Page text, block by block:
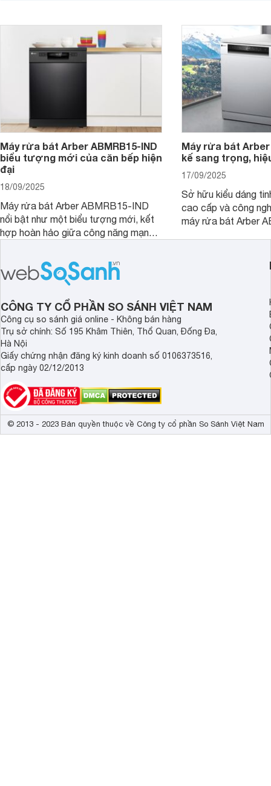
Websosanh.vn đi tìm hiểu chi tiết sản
gian bếp của gia
người.
Máy rửa bát Arber ABMRB15-IND
biểu tượng mới của căn bếp hiện
đại
18/09/2025
Máy rửa bát Arber ABMRB15-IND
nổi bật như một biểu tượng mới, kết
hợp hoàn hảo giữa công năng mạnh
thủ đắc lực giúp giải phóng đôi tay,
mang lại sự thoải mái và sang trọng
trong từng khoảnh khắc quây quần.
Máy rửa bát
kế sang trọng,
17/09/2025
Sở hữu kiểu dáng
cao cấp và công
máy rửa bát Arber
luôn sạch bóng,
CÔNG TY CỔ PHẦN SO SÁNH VIỆT NAM
Công cụ so sánh giá online - Không bán hàng
Trụ sở chính: Số 195 Khâm Thiên, Thổ Quan, Đống Đa,
Hà Nội
Giấy chứng nhận đăng ký kinh doanh số 0106373516,
cấp ngày 02/12/2013
© 2013 - 2023 Bản quyền thuộc về Công ty cổ phần So Sánh Việt Nam